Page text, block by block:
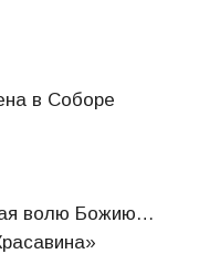
в Соборе
волю Божию…